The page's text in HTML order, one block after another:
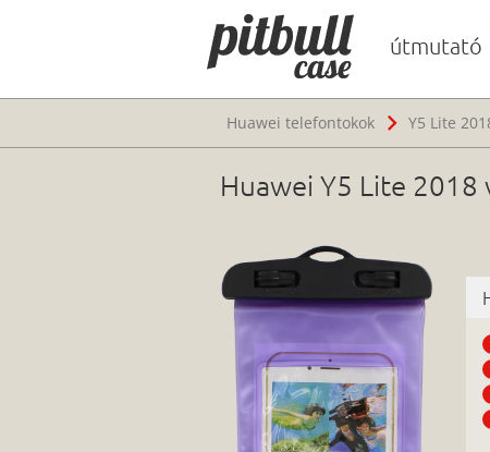
útmutató
Huawei telefontokok Y5 Lite
Huawei Y5 Lite